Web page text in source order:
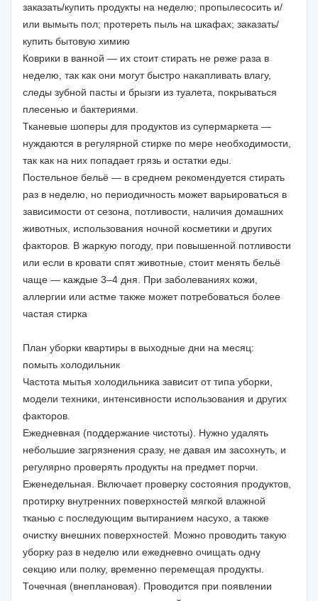
заказать/купить продукты на неделю; пропылесосить и/
или вымыть пол; протереть пыль на шкафах; заказать/
купить бытовую химию
Коврики в ванной — их стоит стирать не реже раза в
неделю, так как они могут быстро накапливать влагу,
следы зубной пасты и брызги из туалета, покрываться
плесенью и бактериями.
Тканевые шоперы для продуктов из супермаркета —
нуждаются в регулярной стирке по мере необходимости,
так как на них попадает грязь и остатки еды.
Постельное бельё — в среднем рекомендуется стирать
раз в неделю, но периодичность может варьироваться в
зависимости от сезона, потливости, наличия домашних
животных, использования ночной косметики и других
факторов. В жаркую погоду, при повышенной потливости
или если в кровати спят животные, стоит менять бельё
чаще — каждые 3–4 дня. При заболеваниях кожи,
аллергии или астме также может потребоваться более
частая стирка
План уборки квартиры в выходные дни на месяц:
помыть холодильник
Частота мытья холодильника зависит от типа уборки,
модели техники, интенсивности использования и других
факторов.
Ежедневная (поддержание чистоты). Нужно удалять
небольшие загрязнения сразу, не давая им засохнуть, и
регулярно проверять продукты на предмет порчи.
Еженедельная. Включает проверку состояния продуктов,
протирку внутренних поверхностей мягкой влажной
тканью с последующим вытиранием насухо, а также
очистку внешних поверхностей. Можно проводить такую
уборку раз в неделю или ежедневно очищать одну
секцию или полку, временно перемещая продукты.
Точечная (внеплановая). Проводится при появлении